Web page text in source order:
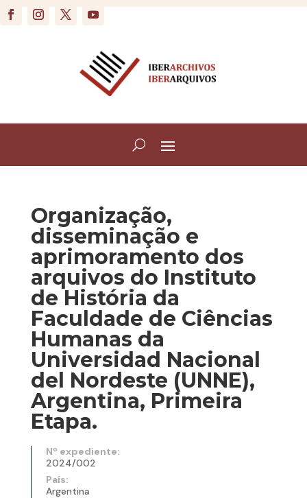
Organização,
disseminação e
aprimoramento dos
arquivos do Instituto
de História da
Faculdade de Ciências
Humanas da
Universidad Nacional
del Nordeste (UNNE),
Argentina, Primeira
Etapa.
Nº expediente:
2024/002
País:
Argentina